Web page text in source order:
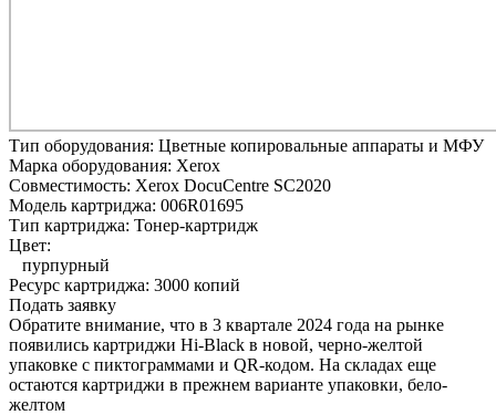
Тип оборудования: Цветные копировальные аппараты и МФУ
Марка оборудования: Xerox
Совместимость: Xerox DocuCentre SC2020
Модель картриджа: 006R01695
Тип картриджа: Тонер-картридж
Цвет:
пурпурный
Ресурс картриджа: 3000 копий
Подать заявку
Обратите внимание, что в 3 квартале 2024 года на рынке
появились картриджи Hi-Black в новой, черно-желтой
упаковке с пиктограммами и QR-кодом. На складах еще
остаются картриджи в прежнем варианте упаковки, бело-
желтом